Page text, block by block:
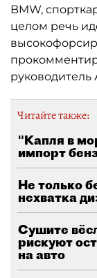
BMW,
целом речь
Читайте также:
"Капля в
импорт
Не только
нехватка
Сушите
рискуют
на авто